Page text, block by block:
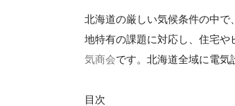
北海道の厳しい気候条件の中
地特有の課題に対応し、住宅
気商会です。北海道全域に電気
目次